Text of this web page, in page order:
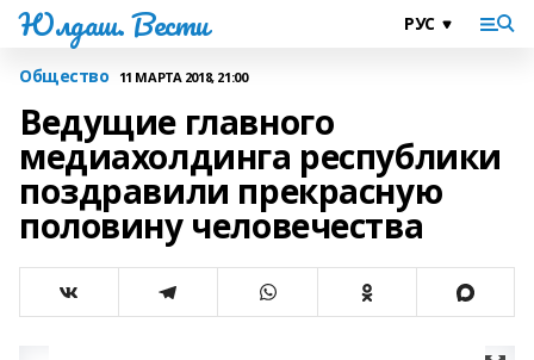
Юлдаш. Вести
Общество 11 МАРТА 2018, 21:00
Ведущие главного
медиахолдинга республики
поздравили прекрасную
половину человечества